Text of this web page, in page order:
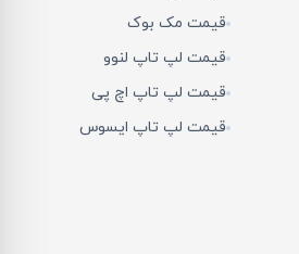
قیمت مک بوک
قیمت لپ تاپ لنوو
قیمت لپ تاپ اچ پی
قیمت لپ تاپ ایسوس